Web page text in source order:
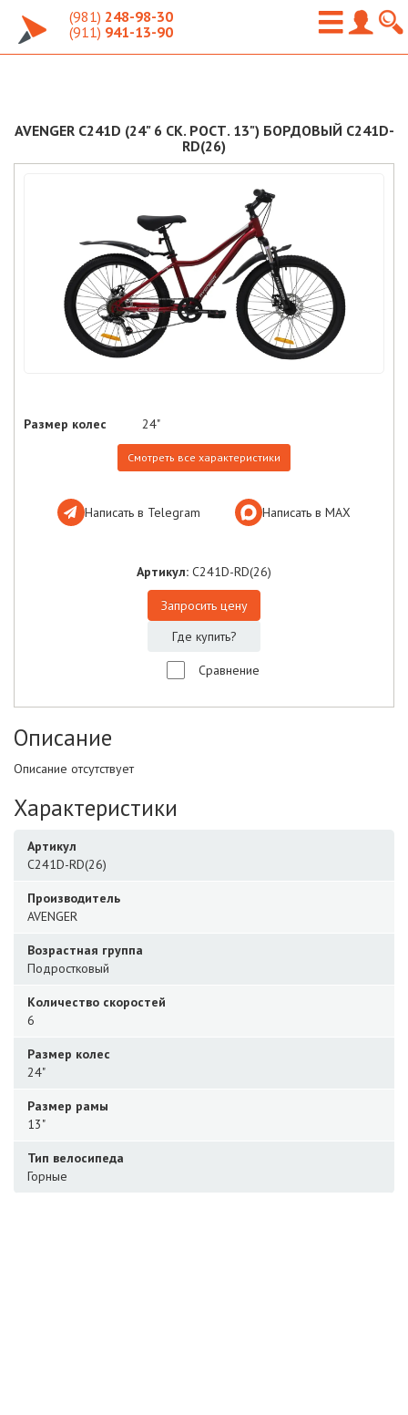
(981) 248-98-30
(911) 941-13-90
AVENGER C241D (24" 6 СК. РОСТ. 13") БОРДОВЫЙ C241D-
RD(26)
Размер колес 24"
Смотреть все характеристики
Написать в Telegram Написать в МАХ
Артикул: C241D-RD(26)
Запросить цену
Где купить?
Сравнение
Описание
Описание отсутствует
Характеристики
Артикул
C241D-RD(26)
Производитель
AVENGER
Возрастная группа
Подростковый
Количество скоростей
6
Размер колес
24"
Размер рамы
13"
Тип велосипеда
Горные